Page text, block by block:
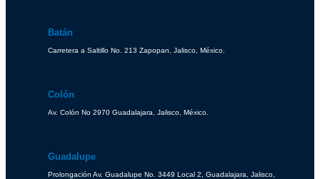
Batán
Carretera a Saltillo No. 213 Zapopan, Jalisco, México.
Colón
Av. Colón No 2970 Guadalajara, Jalisco, México.
Guadalupe
Prolongación Av. Guadalupe No. 3449 Local 2, Guadalajara, Jalisco,